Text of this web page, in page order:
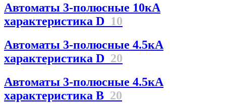
Автоматы 3-полюсные 10кА
характеристика D 10
Автоматы 3-полюсные 4.5кА
характеристика D 20
Автоматы 3-полюсные 4.5кА
характеристика В 20